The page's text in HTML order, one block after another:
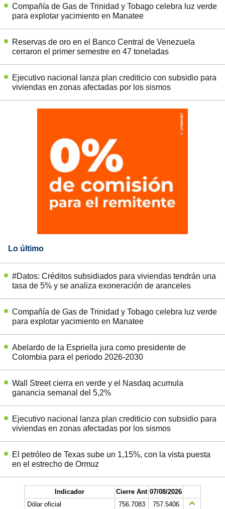
Compañía de Gas de Trinidad y Tobago celebra luz verde
para explotar yacimiento en Manatee
Reservas de oro en el Banco Central de Venezuela
cerraron el primer semestre en 47 toneladas
Ejecutivo nacional lanza plan crediticio con subsidio para
viviendas en zonas afectadas por los sismos
Lo último
#Datos: Créditos subsidiados para viviendas tendrán una
tasa de 5% y se analiza exoneración de aranceles
Compañía de Gas de Trinidad y Tobago celebra luz verde
para explotar yacimiento en Manatee
Abelardo de la Espriella jura como presidente de
Colombia para el periodo 2026-2030
Wall Street cierra en verde y el Nasdaq acumula
ganancia semanal del 5,2%
Ejecutivo nacional lanza plan crediticio con subsidio para
viviendas en zonas afectadas por los sismos
El petróleo de Texas sube un 1,15%, con la vista puesta
en el estrecho de Ormuz
Indicador Cierre Ant 07/08/2026
Dólar oficial
756.7083
757.5406